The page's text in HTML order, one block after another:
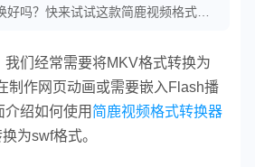
们经常需要将MKV格式转换为
制作网页动画或需要嵌入Flash播
绍如何使用 简鹿视频格式转换器
为swf格式。